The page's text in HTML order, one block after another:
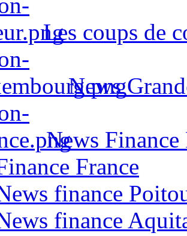
Les coups de
News
News Finance
France
finance
finance